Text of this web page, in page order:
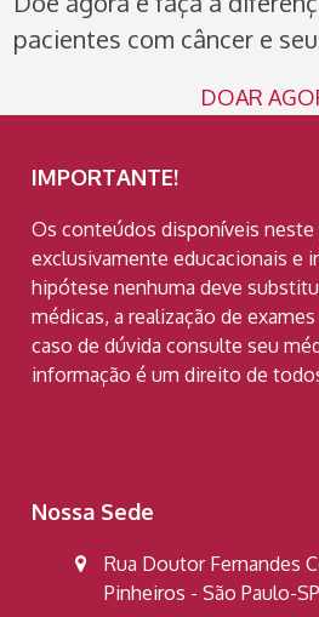
pacientes com câncer e
DOAR
IMPORTANTE!
Os conteúdos disponíveis neste
exclusivamente educacionais e
hipótese nenhuma deve
médicas, a realização de
caso de dúvida consulte seu
informação é um direito de
Nossa Sede
Rua Doutor Fernandes
Pinheiros - São Paulo-